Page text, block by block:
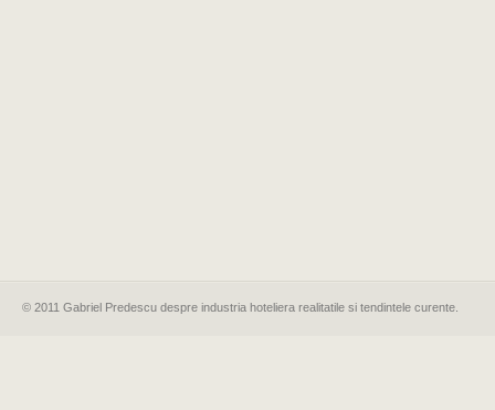
© 2011 Gabriel Predescu despre industria hoteliera realitatile si tendintele curente.